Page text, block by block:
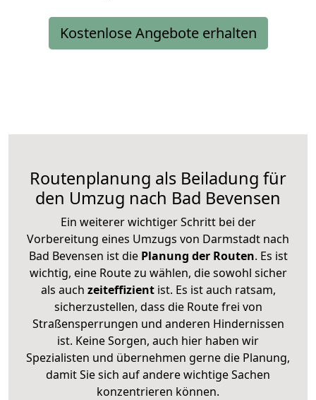
Kostenlose Angebote erhalten
Routenplanung als Beiladung für
den Umzug nach Bad Bevensen
Ein weiterer wichtiger Schritt bei der
Vorbereitung eines Umzugs von Darmstadt nach
Bad Bevensen ist diePlanung der Routen. Es ist
wichtig, eine Route zu wählen, die sowohl sicher
als auch zeiteffizientist. Es ist auch ratsam,
sicherzustellen, dass die Route frei von
Straßensperrungen und anderen Hindernissen
ist. Keine Sorgen, auch hier haben wir
Spezialisten und übernehmen gerne die Planung,
damit Sie sich auf andere wichtige Sachen
konzentrieren können.